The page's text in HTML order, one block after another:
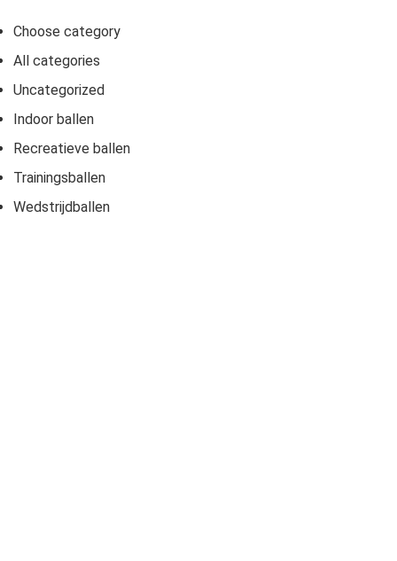
Choose category
All categories
Uncategorized
Indoor ballen
Recreatieve ballen
Trainingsballen
Wedstrijdballen